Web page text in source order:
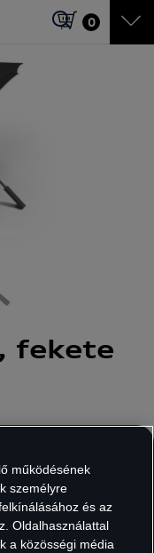
0
fekete
működésének
személyre
és az
Oldalhasználattal
a közösségi média